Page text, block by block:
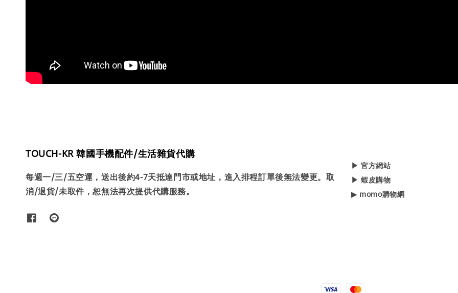
TOUCH-KR 韓國手機配件/生活雜貨代購
每週一/三/五空運，送出後約4-7天抵達門市或地址，進入排程訂單後無法變更。取
消/退貨/未取件，恕無法再次提供代購服務。
▶ 官方網站
▶ 蝦皮購物
▶ momo購物網